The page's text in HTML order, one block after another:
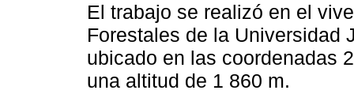
El trabajo se realizó en el
Forestales de la Universidad
ubicado en las coordenadas
una altitud de 1 860 m.